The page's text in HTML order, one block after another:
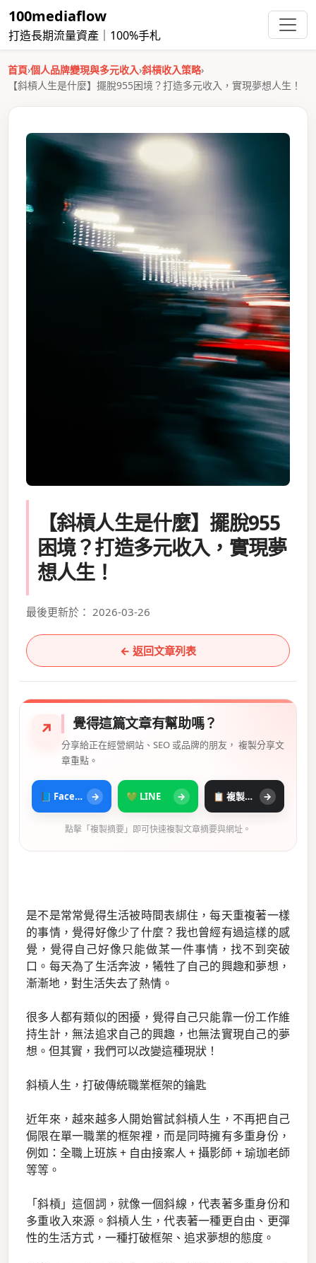
100mediaflow
打造長期流量資產｜100%手札
首頁›個人品牌變現與多元收入›斜槓收入策略›
【斜槓人生是什麼】擺脫955困境？打造多元收入，實現夢想人生！
【斜槓人生是什麼】擺脫955
困境？打造多元收入，實現夢
想人生！
最後更新於： 2026-03-26
← 返回文章列表
↗ 覺得這篇文章有幫助嗎？
分享給正在經營網站、SEO 或品牌的朋友， 複製分享文
章重點。
📘 Facebook → 💚 LINE → 📋 複製摘要 →
點擊「複製摘要」即可快速複製文章摘要與網址。
是不是常常覺得生活被時間表綁住，每天重複著一樣
的事情，覺得好像少了什麼？我也曾經有過這樣的感
覺，覺得自己好像只能做某一件事情，找不到突破
口。每天為了生活奔波，犧牲了自己的興趣和夢想，
漸漸地，對生活失去了熱情。
很多人都有類似的困擾，覺得自己只能靠一份工作維
持生計，無法追求自己的興趣，也無法實現自己的夢
想。但其實，我們可以改變這種現狀！
斜槓人生，打破傳統職業框架的鑰匙
近年來，越來越多人開始嘗試斜槓人生，不再把自己
侷限在單一職業的框架裡，而是同時擁有多重身份，
例如：全職上班族 + 自由接案人 + 攝影師 + 瑜珈老師
等等。
「斜槓」這個詞，就像一個斜線，代表著多重身份和
多重收入來源。斜槓人生，代表著一種更自由、更彈
性的生活方式，一種打破框架、追求夢想的態度。